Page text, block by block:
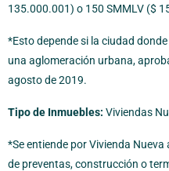
135.000.001) o 150 SMMLV ($
*Esto depende si la ciudad
una aglomeración urbana,
agosto de 2019.
Tipo de Inmuebles: Viviendas
*Se entiende por Vivienda
de preventas, construcción o